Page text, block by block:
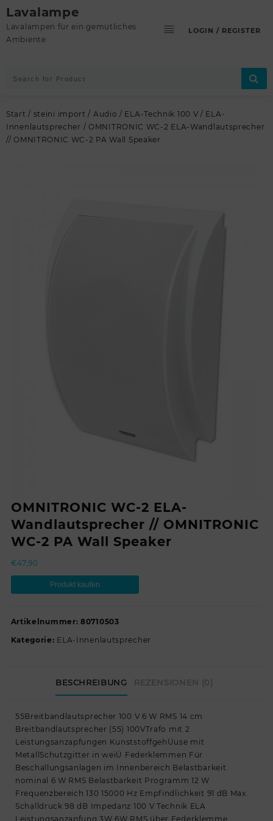
Skip
to
content
Lavalampe
Lavalampen für ein gemütliches
Ambiente
LOGIN / REGISTER
Start / steini import / Audio / ELA-Technik 100 V / ELA-
Innenlautsprecher / OMNITRONIC WC-2 ELA-Wandlautsprecher
// OMNITRONIC WC-2 PA Wall Speaker
OMNITRONIC WC-2 ELA-
Wandlautsprecher // OMNITRONIC
WC-2 PA Wall Speaker
€47,90
Produkt kaufen
Artikelnummer: 80710503
Kategorie: ELA-Innenlautsprecher
BESCHREIBUNG REZENSIONEN (0)
55Breitbandlautsprecher 100 V 6 W RMS 14 cm
Breitbandlautsprecher (55) 100VTrafo mit 2
Leistungsanzapfungen KunststoffgehÜuse mit
MetallSchutzgitter in weiÜ Federklemmen Für
Beschallungsanlagen im Innenbereich Belastbarkeit
nominal 6 W RMS Belastbarkeit Programm 12 W
Frequenzbereich 130 15000 Hz Empfindlichkeit 91 dB Max.
Schalldruck 98 dB Impedanz 100 V Technik ELA
Leistungsanzapfung 3W 6W RMS über Federklemme